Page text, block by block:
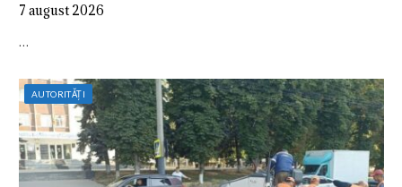
7 august 2026
…
AUTORITĂȚI